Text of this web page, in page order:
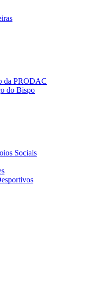
da PRODAC
do Bispo
Sociais